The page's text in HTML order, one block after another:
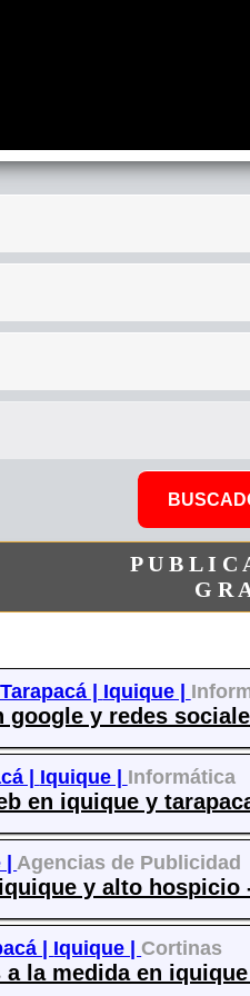
P U B L I C
G R
| Iquique |
y redes
| Iquique | Informática
en iquique y
|Agencias de Publicidad
y alto hospicio
| Iquique |Cortinas
la medida en